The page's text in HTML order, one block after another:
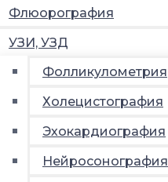
Флюорография
УЗИ, УЗД
Фолликулометрия
Холецистография
Эхокардиография
Нейросонография